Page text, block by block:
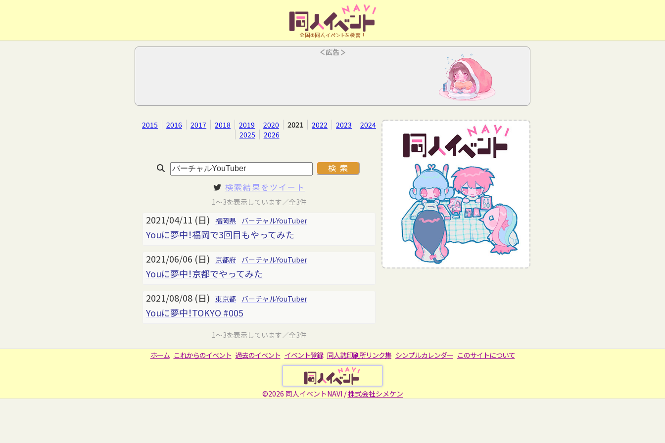
全国の同人イベントを検索！
＜広告＞
2015 2016 2017 2018 2019 2020 2021 2022 2023
2024
2025
2026
検索結果をツイート
1～3を表示しています／全3件
2021/04/11 (日) 福岡県 バーチャルYouTuber
Youに夢中！福岡で3回目もやってみた
2021/06/06 (日)
京都府 バーチャルYouTuber
Youに夢中！京都でやってみた
2021/08/08 (日) 東京都 バーチャルYouTuber
Youに夢中！TOKYO #005
1～3を表示しています／全3件
ホーム これからのイベント 過去のイベント イベント登録 同人誌印刷所リンク集 シンプルカレンダー このサイトについて
©2026 同人イベントNAVI /株式会社シメケン